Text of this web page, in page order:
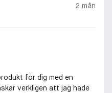
2 mån
för dig med en
verkligen att jag hade